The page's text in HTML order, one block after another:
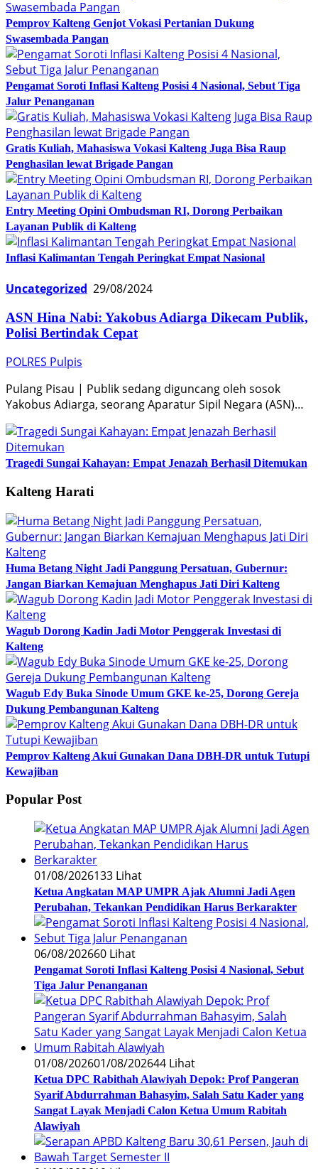
Pemprov Kalteng Genjot Vokasi Pertanian Dukung
Swasembada Pangan
Pengamat Soroti Inflasi Kalteng Posisi 4 Nasional, Sebut Tiga
Jalur Penanganan
Gratis Kuliah, Mahasiswa Vokasi Kalteng Juga Bisa Raup
Penghasilan lewat Brigade Pangan
Entry Meeting Opini Ombudsman RI, Dorong Perbaikan
Layanan Publik di Kalteng
Inflasi Kalimantan Tengah Peringkat Empat Nasional
Uncategorized 29/08/2024
ASN Hina Nabi: Yakobus Adiarga Dikecam Publik,
Polisi Bertindak Cepat
POLRES Pulpis
Pulang Pisau | Publik sedang diguncang oleh sosok
Yakobus Adiarga, seorang Aparatur Sipil Negara (ASN)…
Tragedi Sungai Kahayan: Empat Jenazah Berhasil Ditemukan
Kalteng Harati
Huma Betang Night Jadi Panggung Persatuan, Gubernur:
Jangan Biarkan Kemajuan Menghapus Jati Diri Kalteng
Wagub Dorong Kadin Jadi Motor Penggerak Investasi di
Kalteng
Wagub Edy Buka Sinode Umum GKE ke-25, Dorong Gereja
Dukung Pembangunan Kalteng
Pemprov Kalteng Akui Gunakan Dana DBH-DR untuk Tutupi
Kewajiban
Popular Post
01/08/2026133 Lihat
Ketua Angkatan MAP UMPR Ajak Alumni Jadi Agen
Perubahan, Tekankan Pendidikan Harus Berkarakter
06/08/202660 Lihat
Pengamat Soroti Inflasi Kalteng Posisi 4 Nasional, Sebut
Tiga Jalur Penanganan
01/08/202601/08/202644 Lihat
Ketua DPC Rabithah Alawiyah Depok: Prof Pangeran
Syarif Abdurrahman Bahasyim, Salah Satu Kader yang
Sangat Layak Menjadi Calon Ketua Umum Rabitah
Alawiyah